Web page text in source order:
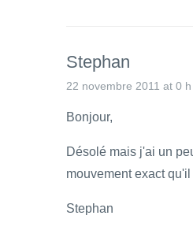
Stephan
22 novembre 2011 at 0
Bonjour,
Désolé mais j'ai un
mouvement exact qu'il
Stephan